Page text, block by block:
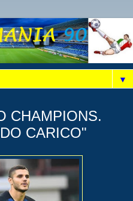
▼
CHAMPIONS.
CARICO"